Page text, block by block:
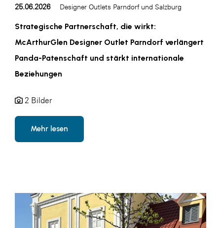
LAT Nitrogen
Libro
Lidl Österreich
Die Menü-Manufaktur
MTH Retail Group
PAGRO
sebamed
SeneCura
25.06.2026 Designer Outlets Parndorf und Salzburg
Strategische Partnerschaft, die wirkt:
McArthurGlen Designer Outlet Parndorf verlängert
Panda-Patenschaft und stärkt internationale
Beziehungen
2 Bilder
Mehr lesen